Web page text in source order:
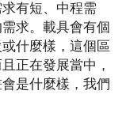
有短、中程需
求。載具會有個
什麼樣，這個區
正在發展當中，
是什麼樣，我們